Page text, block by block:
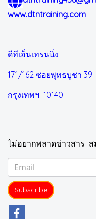
www.dtntraining.com
ดีทีเอ็นเทรนนิ่ง
171/162 ซอยพุทธบูชา 39
กรุงเทพฯ 10140
ไม่อยากพลาดข่าวสาร ส
Subscribe